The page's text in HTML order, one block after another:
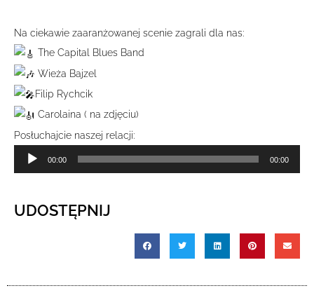
Na ciekawie zaaranżowanej scenie zagrali dla nas:
The Capital Blues Band
Wieża Bajzel
Filip Rychcik
Carolaina ( na zdjęciu)
Posłuchajcie naszej relacji:
Odtwarzacz
plików
00:00 00:00
UDOSTĘPNIJ